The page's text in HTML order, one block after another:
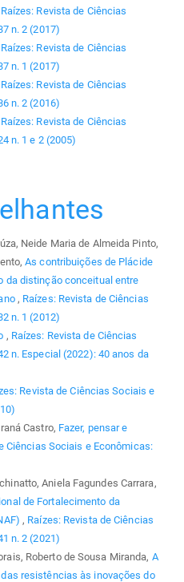
Raízes: Revista de Ciências
n. 2 (2017)
Raízes: Revista de Ciências
n. 1 (2017)
Raízes: Revista de Ciências
n. 2 (2016)
Raízes: Revista de Ciências
n. 1 e 2 (2005)
Neide Maria de Almeida Pinto,
As contribuições de Plácide
da distinção conceitual entre
, Raízes: Revista de Ciências
n. 1 (2012)
, Raízes: Revista de Ciências
n. Especial (2022): 40 anos da
Revista de Ciências Sociais e
Castro, Fazer, pensar e
Ciências Sociais e Econômicas:
Aniela Fagundes Carrara,
de Fortalecimento da
, Raízes: Revista de Ciências
n. 2 (2021)
Roberto de Sousa Miranda, A
resistências às inovações do